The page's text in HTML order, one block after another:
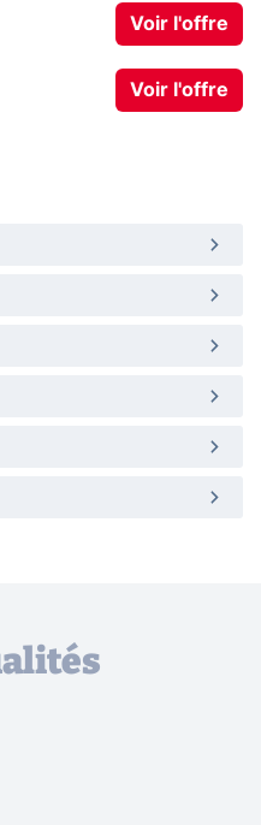
Voir l'offre
Voir l'offre